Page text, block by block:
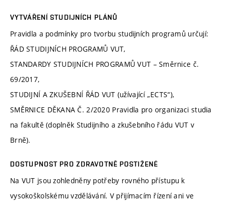
VYTVÁŘENÍ STUDIJNÍCH PLÁNŮ
Pravidla a podmínky pro tvorbu studijních programů určují:
ŘÁD STUDIJNÍCH PROGRAMŮ VUT,
STANDARDY STUDIJNÍCH PROGRAMŮ VUT – Směrnice č.
69/2017,
STUDIJNÍ A ZKUŠEBNÍ ŘÁD VUT (užívající „ECTS“),
SMĚRNICE DĚKANA Č. 2/2020 Pravidla pro organizaci studia
na fakultě (doplněk Studijního a zkušebního řádu VUT v
Brně).
DOSTUPNOST PRO ZDRAVOTNĚ POSTIŽENÉ
Na VUT jsou zohledněny potřeby rovného přístupu k
vysokoškolskému vzdělávání. V přijímacím řízení ani ve